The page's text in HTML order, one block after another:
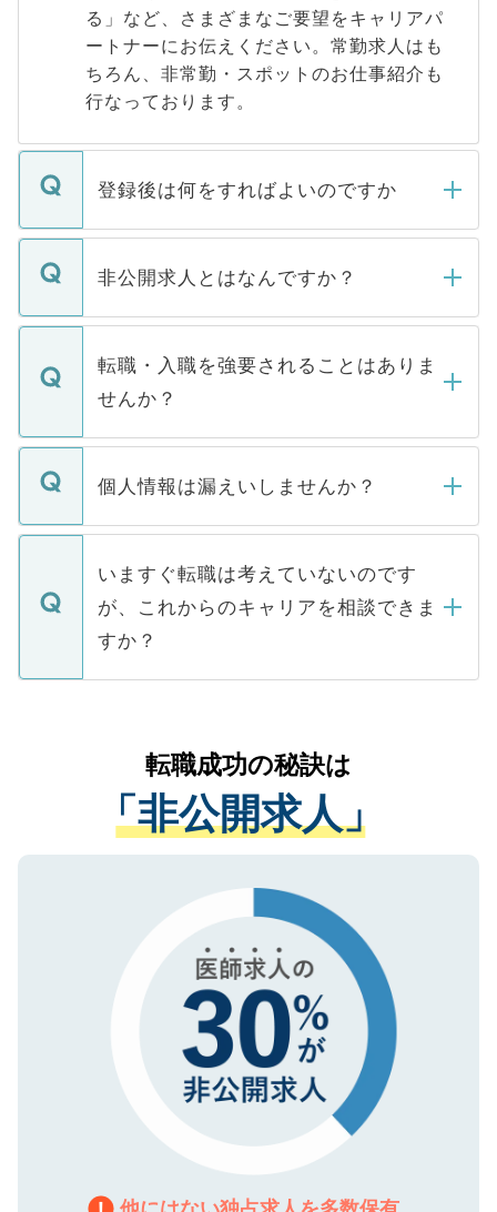
る」など、さまざまなご要望をキャリアパ
ートナーにお伝えください。常勤求人はも
ちろん、非常勤・スポットのお仕事紹介も
行なっております。
登録後は何をすればよいのですか
ご登録いただきましたら、弊社担当者がご
登録内容を確認し、その後メールもしくは
ます。通常、5営業日以内にはご連絡をせて
いただきますので、しばらくお待ちくださ
非公開求人とはなんですか？
マイナビDOCTORで取り扱っている求人の
うち約3割は、Webサイトからご覧いただ
けない「非公開求人」です。非公開求人は
下記の理由によって、一般には公開してい
ません。
■応募殺到を避けるため 人気のある医療機
関を公にしてしまうと、応募が殺到する場
に、医療機関が求める条件に合った人材の
みを人材紹介会社に依頼するケースが増え
ています。
転職・入職を強要されることはありま
せんか？
転職・入職を強要することは一切ありませ
ん。また、仮に応募先から内定をいただい
定を承諾する必要はありません。内定先へ
の辞退の連絡はキャリアパートナーが行い
個人情報は漏えいしませんか？
個人情報が漏えいすることはありませんの
で、ご安心ください。当サイトからの登録
などで収集したご登録者様の個人情報は、
ご本人のキャリアアップおよび転職活動の
支援を目的に使用いたします。お預かりし
ているすべての個人データはご本人の許可
は、個人情報の取り扱いについての厳密な
管理基準を満たした事業者のみに付与され
る、プライバシーマークを取得済みです。
で、機密保持に関してもご安心ください。
いますぐ転職は考えていないのです
が、これからのキャリアを相談できま
すか？
かがいして、現在の医療機関の状況や紹介
経験をまじえながら、適切なアドバイスを
させていただきます。すぐにご転職をされ
ない方には、長期的なサポートが可能です
ので、まずはご登録ください。
転職成功の秘訣は
「非公開求人」